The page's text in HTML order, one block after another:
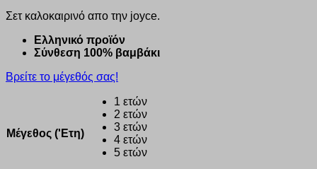
was: τιμή
€9.10.
Σετ καλοκαιρινό απο την joyce.
Ελληνικό προϊόν
Σύνθεση 100% βαμβάκι
Βρείτε το μέγεθός σας!
Μέγεθος ('Ετη)
1 ετών
2 ετών
3 ετών
4 ετών
5 ετών